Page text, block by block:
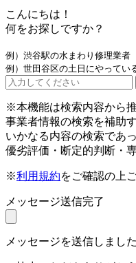
こんにちは！
何をお探しですか？
例）渋谷駅の水まわり修理業者
例）世田谷区の土日にやってい
※本機能は検索内容から
事業者情報の検索を補助
いかなる内容の検索であ
優劣評価・断定的判断・
※利用規約をご確認の上
メッセージ送信完了
メッセージを送信しました